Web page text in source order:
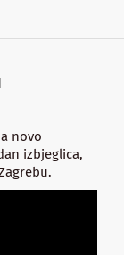
novo
izbjeglica,